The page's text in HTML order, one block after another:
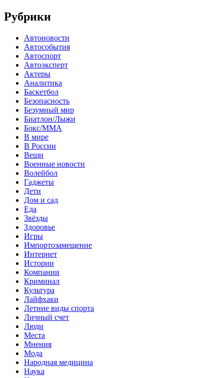
Рубрики
Автоновости
Автособытия
Автоспорт
Автоэксперт
Актеры
Аналитика
Баскетбол
Безопасность
Безумный мир
Биатлон/Лыжи
Бокс/MMA
В мире
В России
Вещи
Военные новости
Волейбол
Гаджеты
Дети
Дом и сад
Еда
Звёзды
Здоровье
Игры
Импортозамещение
Интернет
Истории
Компании
Криминал
Культура
Лайфхаки
Летние виды спорта
Личный счет
Люди
Места
Мнения
Мода
Народная медицина
Наука